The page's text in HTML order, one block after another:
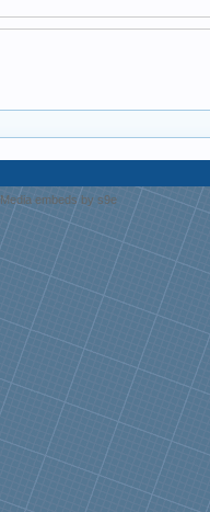
Media embeds by s9e